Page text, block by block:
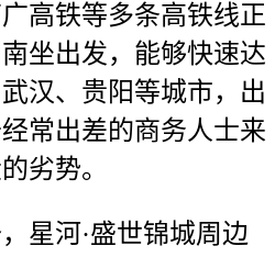
高铁等多条高铁线正
坐出发，能够快速达
汉、贵阳等城市，出
常出差的商务人士来
劣势。
河·盛世锦城周边